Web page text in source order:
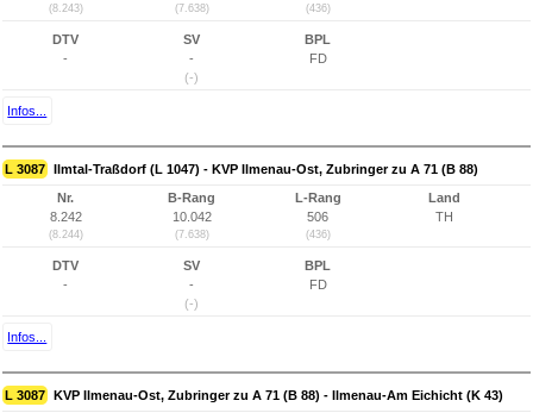
(8.243) (7.638) (436)
DTV
-
SV
-
(-)
BPL
FD
Infos...
L 3087 Ilmtal-Traßdorf (L 1047) - KVP Ilmenau-Ost, Zubringer zu A 71 (B 88)
Nr.
8.242
(8.244)
B-Rang
10.042
(7.638)
L-Rang
506
(436)
Land
TH
DTV
-
SV
-
(-)
BPL
FD
Infos...
L 3087 KVP Ilmenau-Ost, Zubringer zu A 71 (B 88) - Ilmenau-Am Eichicht (K 43)